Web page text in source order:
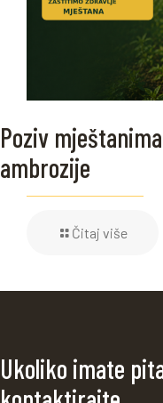
Poziv
ambrozije
Čitaj više
Ukoliko imate